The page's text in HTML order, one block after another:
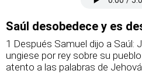
Saúl desobedece y es
1 Después Samuel dijo a Saúl:
ungiese por rey sobre su
atento a las palabras de